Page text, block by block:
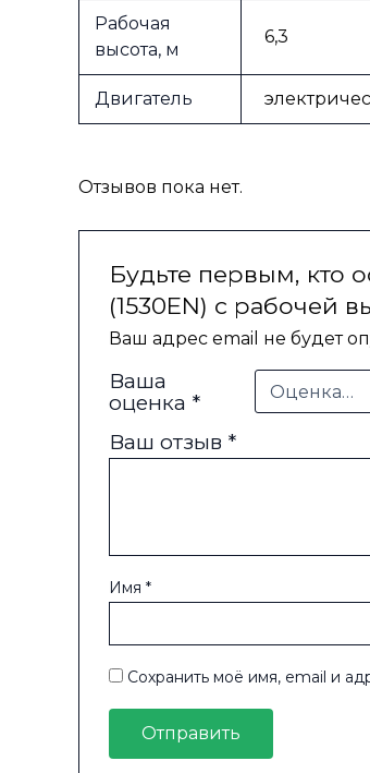
Рабочая
высота, м
6,3
Двигатель
Отзывов пока нет.
Будьте первым, кто
(1530EN) с рабочей
Ваш адрес email не будет
Ваша
оценка *
Ваш отзыв *
Имя *
Сохранить моё имя, email и